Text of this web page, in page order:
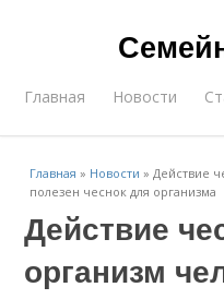
Главная Новости
Главная » Новости »Действие
полезен чеснок для организма
Действие
организм